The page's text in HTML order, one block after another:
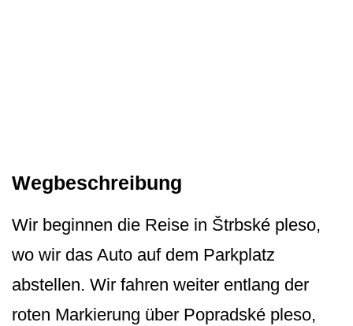
Wegbeschreibung
Wir beginnen die Reise in Štrbské pleso,
wo wir das Auto auf dem Parkplatz
abstellen. Wir fahren weiter entlang der
roten Markierung über Popradské pleso,